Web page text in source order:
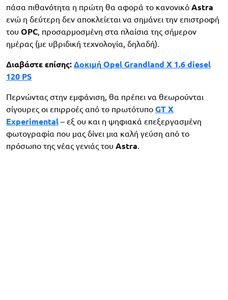
πάσα πιθανότητα η πρώτη θα αφορά το κανονικό Astra
ενώ η δεύτερη δεν αποκλείεται να σημάνει την επιστροφή
του OPC, προσαρμοσμένη στα πλαίσια της σήμερον
ημέρας (με υβριδική τεχνολογία, δηλαδή).
Διαβάστε επίσης: Δοκιμή Opel Grandland X 1.6 diesel
120 PS
Περνώντας στην εμφάνιση, θα πρέπει να θεωρούνται
σίγουρες οι επιρροές από το πρωτότυπο GT X
Experimental – εξ ου και η ψηφιακά επεξεργασμένη
φωτογραφία που μας δίνει μια καλή γεύση από το
πρόσωπο της νέας γενιάς του Astra.